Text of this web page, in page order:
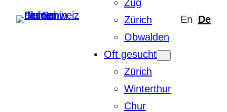
Zug
Zürich
Obwalden
Oft gesucht
Zürich
Winterthur
Chur